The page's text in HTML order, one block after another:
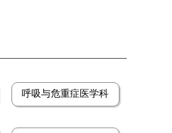
呼吸与危重症医学科